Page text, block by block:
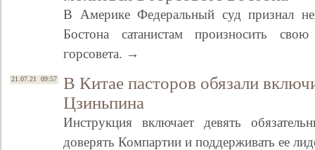
В Америке Федеральный суд признал
Бостона сатанистам произносить
горсовета. →
21.07.21 09:57
В Китае пасторов обязали
Цзиньпина
Инструкция включает девять
доверять Компартии и поддерживать ее